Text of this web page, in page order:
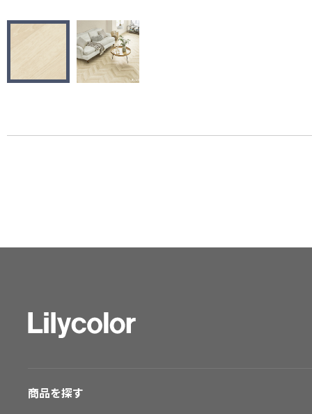
モデルハウス
新築戸建・マンション
#リリカラのある暮らし
大阪ショールーム
仙台ショールーム
お客様サポート
商品を探す